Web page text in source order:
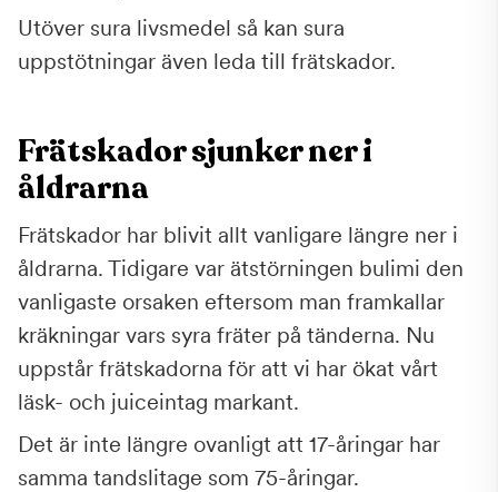
Utöver sura livsmedel så kan sura
uppstötningar även leda till frätskador.
Frätskador sjunker ner i
åldrarna
Frätskador har blivit allt vanligare längre ner i
åldrarna. Tidigare var ätstörningen bulimi den
vanligaste orsaken eftersom man framkallar
kräkningar vars syra fräter på tänderna. Nu
uppstår frätskadorna för att vi har ökat vårt
läsk- och juiceintag markant.
Det är inte längre ovanligt att 17-åringar har
samma tandslitage som 75-åringar.